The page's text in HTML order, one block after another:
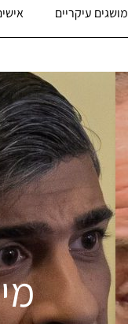
מושגים עיקריים